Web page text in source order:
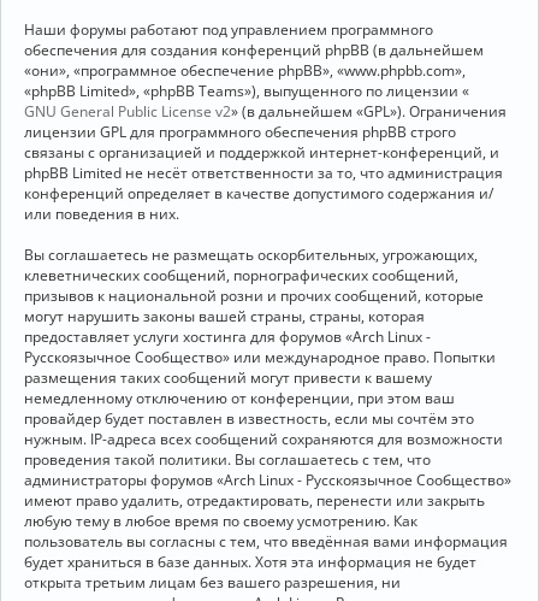
Наши форумы работают под управлением программного
обеспечения для создания конференций phpBB (в дальнейшем
«они», «программное обеспечение phpBB», «www.phpbb.com»,
«phpBB Limited», «phpBB Teams»), выпущенного по лицензии «
GNU General Public License v2» (в дальнейшем «GPL»). Ограничения
лицензии GPL для программного обеспечения phpBB строго
связаны с организацией и поддержкой интернет-конференций, и
phpBB Limited не несёт ответственности за то, что администрация
конференций определяет в качестве допустимого содержания и/
или поведения в них.
Вы соглашаетесь не размещать оскорбительных, угрожающих,
клеветнических сообщений, порнографических сообщений,
призывов к национальной розни и прочих сообщений, которые
могут нарушить законы вашей страны, страны, которая
предоставляет услуги хостинга для форумов «Arch Linux -
Русскоязычное Сообщество» или международное право. Попытки
размещения таких сообщений могут привести к вашему
немедленному отключению от конференции, при этом ваш
провайдер будет поставлен в известность, если мы сочтём это
нужным. IP-адреса всех сообщений сохраняются для возможности
проведения такой политики. Вы соглашаетесь с тем, что
администраторы форумов «Arch Linux - Русскоязычное Сообщество»
имеют право удалить, отредактировать, перенести или закрыть
любую тему в любое время по своему усмотрению. Как
пользователь вы согласны с тем, что введённая вами информация
будет храниться в базе данных. Хотя эта информация не будет
открыта третьим лицам без вашего разрешения, ни